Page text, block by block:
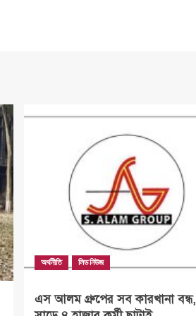
অর্থনীতি লিড নিউজ
এস আলম গ্রুপের সব কারখানা বন্ধ,